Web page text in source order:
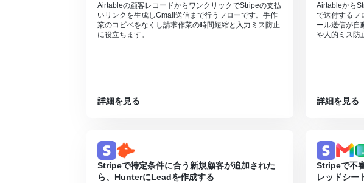
Airtableの顧客レコードからワンクリックでStripeの支払
いリンクを生成しGmail送信まで行うフローです。手作
業のコピペをなくし請求作業の時間短縮と入力ミス防止
に役立ちます。
詳細を見る
Airtableから
で送付するフ
ール送信が自
や人的ミス防
詳細を見る
Stripeで特定条件に合う新規顧客が追加された
ら、HunterにLeadを作成する
Stripeで不
レッドシー